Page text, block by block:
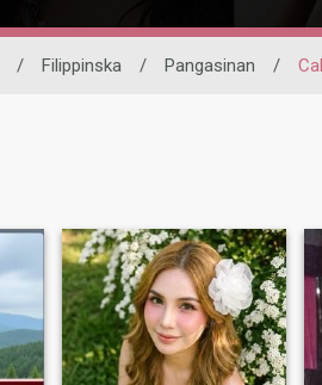
/ Filippinska / Pangasinan /